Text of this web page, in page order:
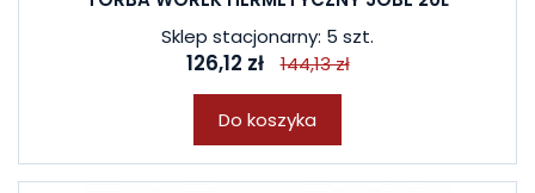
Sklep stacjonarny: 5 szt.
126,12 zł 144,13 zł
Do koszyka